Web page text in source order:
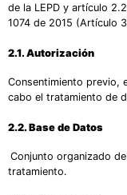
de la LEPD y artículo
1074 de 2015 (Artículo
2.1. Autorización
Consentimiento previo,
cabo el tratamiento de
2.2. Base de Datos
Conjunto organizado
tratamiento.